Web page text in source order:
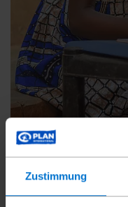
Zustimmung
Anne tauscht sich
International